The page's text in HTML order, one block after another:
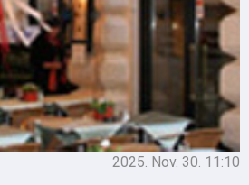
2025. Nov. 30. 11:10